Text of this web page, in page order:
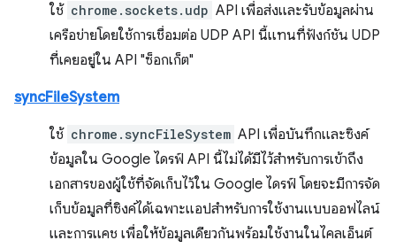
ใช้ chrome.sockets.udp API เพื่อส่งและรับข้อมูลผ่าน
เครือข่ายโดยใช้การเชื่อมต่อ UDP API นี้แทนที่ฟังก์ชัน UDP
ที่เคยอยู่ใน API "ซ็อกเก็ต"
syncFileSystem
ใช้ chrome.syncFileSystem API เพื่อบันทึกและซิงค์
ข้อมูลใน Google ไดรฟ์ API นี้ไม่ได้มีไว้สำหรับการเข้าถึง
เอกสารของผู้ใช้ที่จัดเก็บไว้ใน Google ไดรฟ์ โดยจะมีการจัด
เก็บข้อมูลที่ซิงค์ได้เฉพาะแอปสำหรับการใช้งานแบบออฟไลน์
และการแคช เพื่อให้ข้อมูลเดียวกันพร้อมใช้งานในไคลเอ็นต์